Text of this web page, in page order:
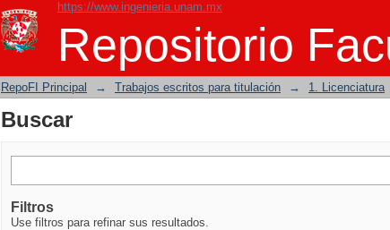
https://www.ingenieria.unam.mx
Repositorio
Buscar
RepoFI Principal → Trabajos escritos para titulación → 1. Licenciatura
Buscar
Filtros
Use filtros para refinar sus resultados.